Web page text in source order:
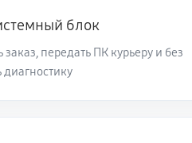
блок
передать ПК курьеру и без